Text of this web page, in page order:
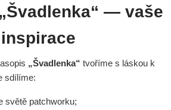
— vaše
„Švadlenka“ tvoříme s láskou k
sdílíme:
světě patchworku;